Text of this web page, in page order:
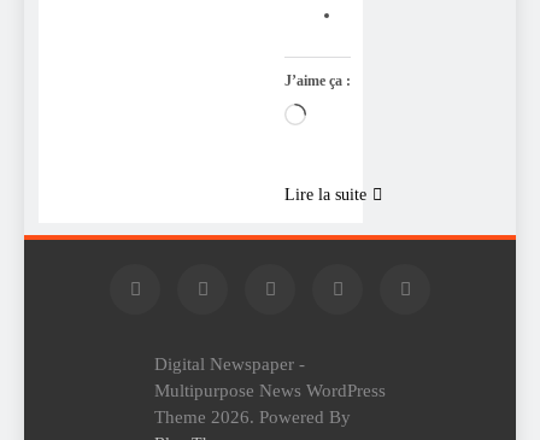
J’aime ça :
Chargement…
Lire la suite
Digital Newspaper -
Multipurpose News WordPress
Theme 2026. Powered By